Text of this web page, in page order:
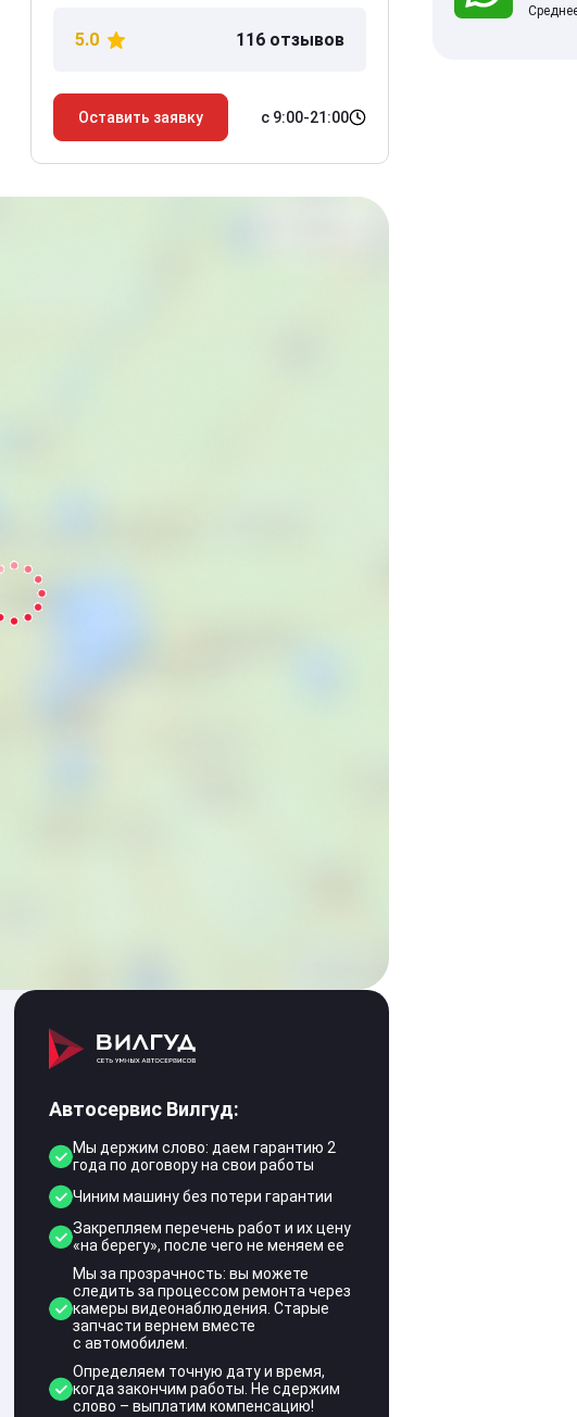
5.0 116 отзывов
Оставить заявку с 9:00-21:00
Автосервис Вилгуд:
Мы держим слово: даем гарантию 2
года по договору на свои работы
Чиним машину без потери гарантии
Закрепляем перечень работ и их цену
«на берегу», после чего не меняем ее
Мы за прозрачность: вы можете
следить за процессом ремонта через
камеры видеонаблюдения. Старые
запчасти вернем вместе
с автомобилем.
Определяем точную дату и время,
когда закончим работы. Не сдержим
слово – выплатим компенсацию!